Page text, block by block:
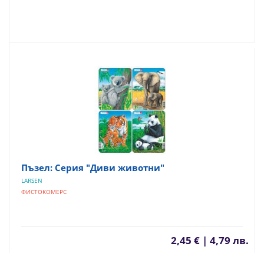
Пъзел: Серия "Диви животни"
LARSEN
ФИСТОКОМЕРС
2,45 € | 4,79 лв.